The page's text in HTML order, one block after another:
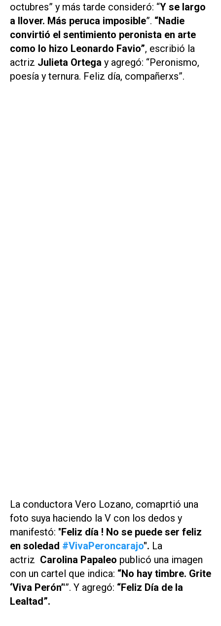
octubres” y más tarde consideró: “Y se largo
a llover. Más peruca imposible”. “Nadie
convirtió el sentimiento peronista en arte
como lo hizo Leonardo Favio”, escribió la
actriz Julieta Ortega y agregó: “Peronismo,
poesía y ternura. Feliz día, compañerxs”.
La conductora Vero Lozano, comaprtió una
foto suya haciendo la V con los dedos y
manifestó: "Feliz día ! No se puede ser feliz
en soledad #VivaPeroncarajo". La
actriz Carolina Papaleo publicó una imagen
con un cartel que indica: “No hay timbre. Grite
‘Viva Perón’'”. Y agregó: “Feliz Día de la
Lealtad”.